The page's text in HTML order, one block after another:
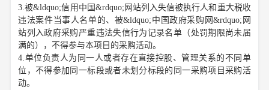
3.被&ldquo;信用中国&rdquo;网站列入失信被执行人和重大税收
违法案件当事人名单的、被&ldquo;中国政府采购网&rdquo;网
站列入政府采购严重违法失信行为记录名单（处罚期限尚未届
满的），不得参与本项目的采购活动。
4.单位负责人为同一人或者存在直接控股、管理关系的不同单
位，不得参加同一标段或者未划分标段的同一采购项目采购活
动。